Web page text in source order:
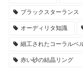
ブラックスターランス
オーディリタ知識
細工されたコーラルベ
赤い砂の結晶リング